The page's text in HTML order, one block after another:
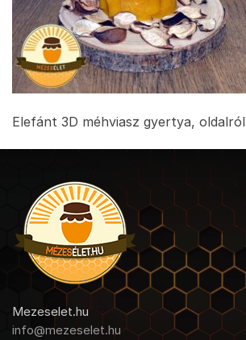
Elefánt 3D méhviasz gyertya, oldalról
Mezeselet.hu
info@mezeselet.hu